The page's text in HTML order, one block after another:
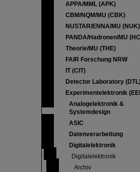
APPA/MML (APK)
CBM/NQM/MU (CBK)
NUSTAR/ENNA/MU (NUK)
PANDA/Hadronen/MU
Theorie/MU (THE)
FAIR Forschung NRW
IT (CIT)
Detector Laboratory
Experimentelektronik
Analogelektronik &
Systemdesign
ASIC
Datenverarbeitung
Digitalelektronik
Digitalelektronik
Archiv